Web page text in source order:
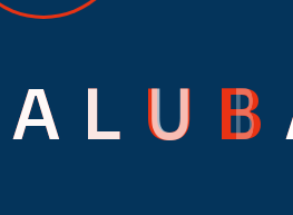
A L U B